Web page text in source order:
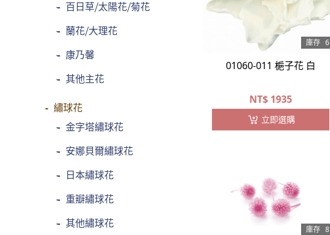
- 百日草⧸太陽花⧸菊花
- 蘭花⧸大理花
- 康乃馨
- 其他主花
繡球花
- 金字塔繡球花
- 安娜貝爾繡球花
- 日本繡球花
- 重瓣繡球花
- 其他繡球花
庫存 6
01060-011 梔子花 白
NT$ 1935
立即選購
庫存 8